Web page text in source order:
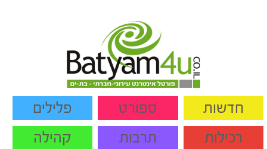
חדשות ספורט
פלילים
רכילות
תרבות
קהילה